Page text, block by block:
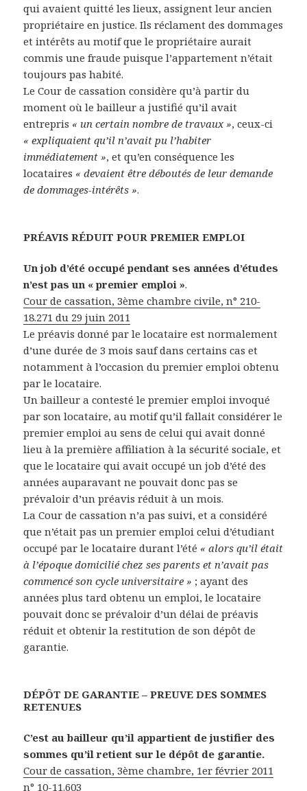
qui avaient quitté les lieux, assignent leur ancien
propriétaire en justice. Ils réclament des dommages
et intérêts au motif que le propriétaire aurait
commis une fraude puisque l’appartement n’était
toujours pas habité.
Le Cour de cassation considère qu’à partir du
moment où le bailleur a justifié qu’il avait
entrepris « un certain nombre de travaux », ceux-ci
« expliquaient qu’il n’avait pu l’habiter
immédiatement », et qu’en conséquence les
locataires « devaient être déboutés de leur demande
de dommages-intérêts ».
PRÉAVIS RÉDUIT POUR PREMIER EMPLOI
Un job d’été occupé pendant ses années d’études
n’est pas un « premier emploi ».
Cour de cassation, 3ème chambre civile, n° 210-
18.271 du 29 juin 2011
Le préavis donné par le locataire est normalement
d’une durée de 3 mois sauf dans certains cas et
notamment à l’occasion du premier emploi obtenu
par le locataire.
Un bailleur a contesté le premier emploi invoqué
par son locataire, au motif qu’il fallait considérer le
premier emploi au sens de celui qui avait donné
lieu à la première affiliation à la sécurité sociale, et
que le locataire qui avait occupé un job d’été des
années auparavant ne pouvait donc pas se
prévaloir d’un préavis réduit à un mois.
La Cour de cassation n’a pas suivi, et a considéré
que n’était pas un premier emploi celui d’étudiant
occupé par le locataire durant l’été « alors qu’il était
à l’époque domicilié chez ses parents et n’avait pas
commencé son cycle universitaire » ; ayant des
années plus tard obtenu un emploi, le locataire
pouvait donc se prévaloir d’un délai de préavis
réduit et obtenir la restitution de son dépôt de
garantie.
DÉPÔT DE GARANTIE – PREUVE DES SOMMES
RETENUES
C’est au bailleur qu’il appartient de justifier des
sommes qu’il retient sur le dépôt de garantie.
Cour de cassation, 3ème chambre, 1er février 2011
n° 10-11.603